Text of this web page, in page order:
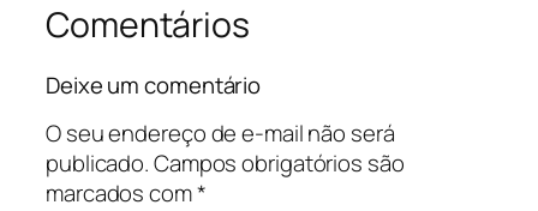
Comentários
Deixe um comentário
O seu endereço de e-mail não será
publicado.Campos obrigatórios são
marcados com*